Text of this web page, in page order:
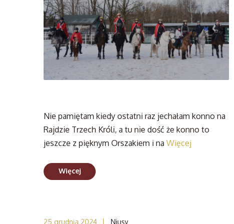
Nie pamiętam kiedy ostatni raz jechałam konno na
Rajdzie Trzech Króli, a tu nie dość że konno to
jeszcze z pięknym Orszakiem i na Więcej
Więcej
25 grudnia 2024 | Niusy